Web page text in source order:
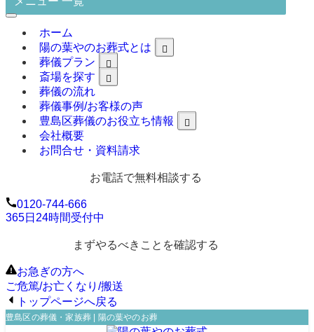
ホーム
陽の葉やのお葬式とは
葬儀プラン
斎場を探す
葬儀の流れ
葬儀事例/お客様の声
豊島区葬儀のお役立ち情報
会社概要
お問合せ・資料請求
お電話で無料相談する
0120-744-666
365日24時間受付中
まずやるべきことを確認する
お急ぎの方へ
ご危篤/お亡くなり/搬送
トップページへ戻る
豊島区の葬儀・家族葬 | 陽の葉やのお葬式